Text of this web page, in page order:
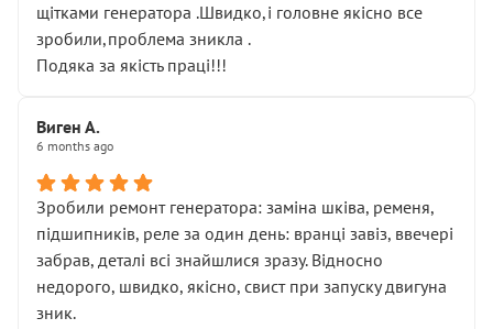
щітками генератора .Швидко,і головне якісно все
зробили,проблема зникла .
Подяка за якість праці!!!
Виген А.
6 months ago
Зробили ремонт генератора: заміна шківа, ременя,
підшипників, реле за один день: вранці завіз, ввечері
забрав, деталі всі знайшлися зразу. Відносно
недорого, швидко, якісно, свист при запуску двигуна
зник.